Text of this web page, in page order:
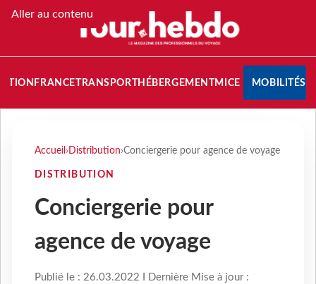
Aller au contenu
FRANCETRANSPORT HÉBERGEMENTMICE MOBILITÉS
Accueil › Distribution›Conciergerie pour agence de voyage
DISTRIBUTION
Conciergerie pour
agence de voyage
Publié le : 26.03.2022 I Dernière Mise à jour :